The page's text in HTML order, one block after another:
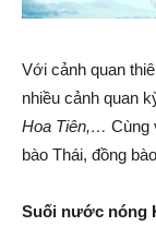
Với cảnh quan
nhiều cảnh quan
Hoa Tiên,… Cùng
bào Thái, đồng
Suối nước nóng